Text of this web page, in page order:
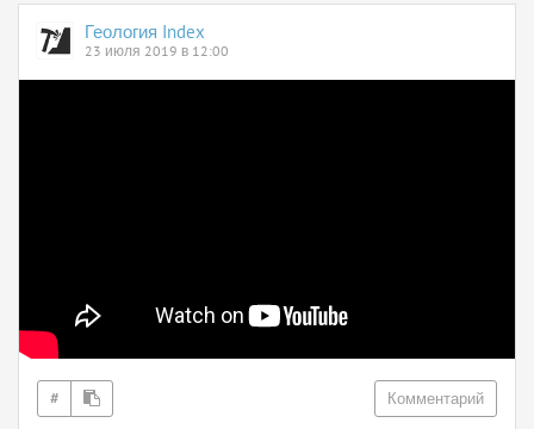
Геология Index
23 июля 2019 в 12:00
# Комментарий